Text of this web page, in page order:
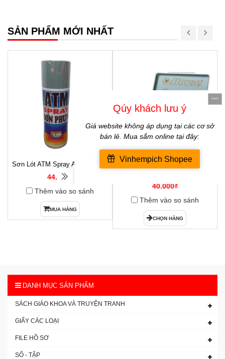
SẢN PHẨM MỚI NHẤT
Sơn Lót ATM Spray A266( Xám )
44.000₫
Thêm vào so sánh
MUA HÀNG
Hộp Dấu Kim Loại Horse H-03
40.000₫
Thêm vào so sánh
CHỌN HÀNG
DANH MỤC SẢN PHẨM
SÁCH GIÁO KHOA VÀ TRUYỆN TRANH
GIẤY CÁC LOẠI
FILE HỒ SƠ
SỔ - TẬP